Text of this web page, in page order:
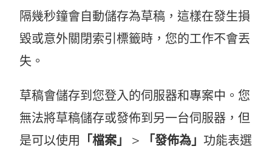
開
啟
)
隔幾秒鐘會自動儲存為草稿，這樣在發生損
毀或意外關閉索引標籤時，您的工作不會丟
失。
草稿會儲存到您登入的伺服器和專案中。您
無法將草稿儲存或發佈到另一台伺服器，但
是可以使用
「檔案」 > 「發佈為」 功能表選